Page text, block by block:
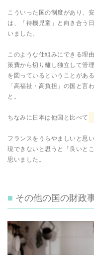
こういった国の制度があり、
は、「待機児童」と向き合う
いました。
このような仕組みにできる理
策費から切り離し独立して管
を図っているということがある
「高福祉・高負担」の国と言
と。
ちなみに日本は他国と比べて
フランスをうらやましいと思
現できないと思うと「良いと
思いました。
その他の国の財政